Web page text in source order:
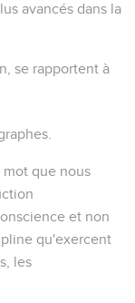
avancés dans la
se rapportent à
mot que nous
et non
qu'exercent
les